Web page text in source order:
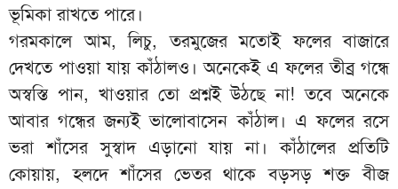
ভূমিকা রাখতে পারে।
গরমকালে আম, লিচু, তরমুজের মতোই ফলের বাজারে
দেখতে পাওয়া যায় কাঁঠালও। অনেকেই এ ফলের তীব্র গন্ধে
অস্বস্তি পান, খাওয়ার তো প্রশ্নই উঠছে না! তবে অনেকে
আবার গন্ধের জন্যই ভালোবাসেন কাঁঠাল। এ ফলের রসে
ভরা শাঁসের সুস্বাদ এড়ানো যায় না। কাঁঠালের প্রতিটি
কোয়ায়, হলদে শাঁসের ভেতর থাকে বড়সড় শক্ত বীজ